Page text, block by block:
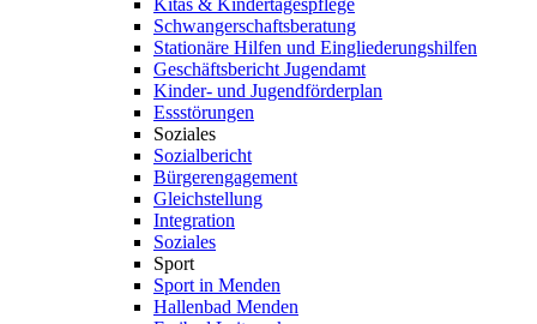
Kitas & Kindertagespflege
Schwangerschaftsberatung
Stationäre Hilfen und Eingliederungshilfen
Geschäftsbericht Jugendamt
Kinder- und Jugendförderplan
Essstörungen
Soziales
Sozialbericht
Bürgerengagement
Gleichstellung
Integration
Soziales
Sport
Sport in Menden
Hallenbad Menden